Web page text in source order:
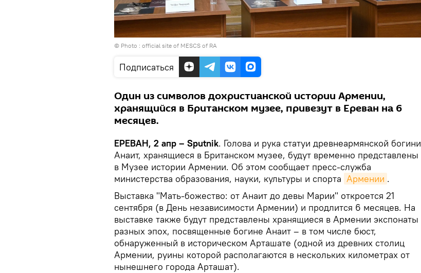
© Photo : official site of MESCS of RA
Подписаться
Один из символов дохристианской истории Армении,
хранящийся в Британском музее, привезут в Ереван на 6
месяцев.
ЕРЕВАН, 2 апр – Sputnik. Голова и рука статуи древнеармянской богини
Анаит, хранящиеся в Британском музее, будут временно представлены
в Музее истории Армении. Об этом сообщает пресс-служба
министерства образования, науки, культуры и спорта Армении .
Выставка "Мать-божество: от Анаит до девы Марии" откроется 21
сентября (в День независимости Армении) и продлится 6 месяцев. На
выставке также будут представлены хранящиеся в Армении экспонаты
разных эпох, посвященные богине Анаит – в том числе бюст,
обнаруженный в историческом Арташате (одной из древних столиц
Армении, руины которой располагаются в нескольких километрах от
нынешнего города Арташат).